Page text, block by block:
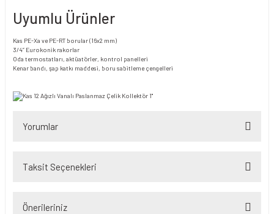
Uyumlu Ürünler
Kas PE-Xa ve PE-RT borular (16x2 mm)
3/4” Eurokonik rakorlar
Oda termostatları, aktüatörler, kontrol panelleri
Kenar bandı, şap katkı maddesi, boru sabitleme çengelleri
Yorumlar
Taksit Seçenekleri
Önerileriniz